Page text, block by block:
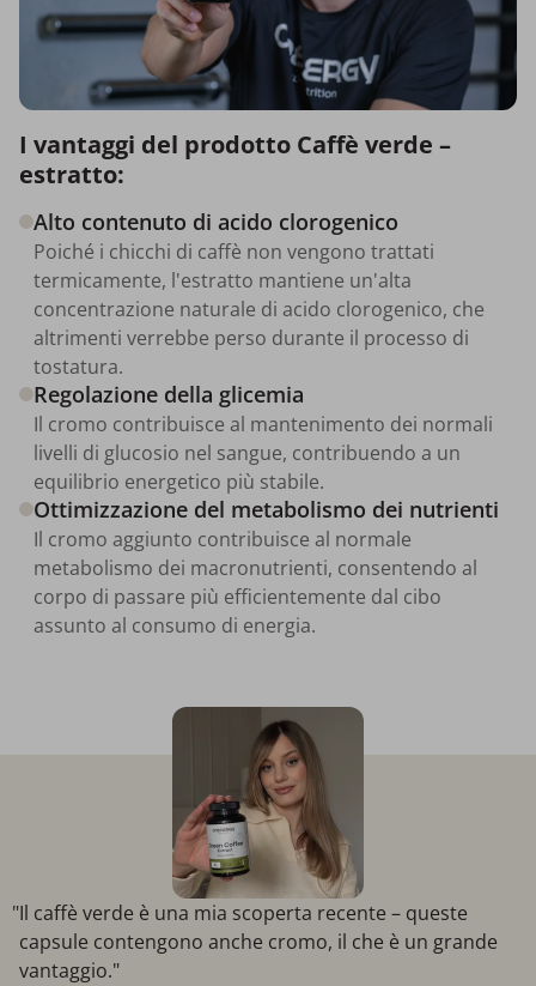
I vantaggi del prodotto Caffè verde –
estratto:
Alto contenuto di acido clorogenico
Poiché i chicchi di caffè non vengono trattati
termicamente, l'estratto mantiene un'alta
concentrazione naturale di acido clorogenico, che
altrimenti verrebbe perso durante il processo di
tostatura.
Regolazione della glicemia
Il cromo contribuisce al mantenimento dei normali
livelli di glucosio nel sangue, contribuendo a un
equilibrio energetico più stabile.
Ottimizzazione del metabolismo dei nutrienti
Il cromo aggiunto contribuisce al normale
metabolismo dei macronutrienti, consentendo al
corpo di passare più efficientemente dal cibo
assunto al consumo di energia.
"Il caffè verde è una mia scoperta recente – queste
capsule contengono anche cromo, il che è un grande
vantaggio."